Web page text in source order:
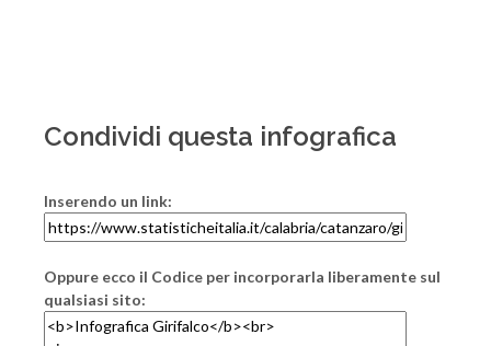
Condividi questa infografica
Inserendo un link:
Oppure ecco il Codice per incorporarla liberamente sul
qualsiasi sito: